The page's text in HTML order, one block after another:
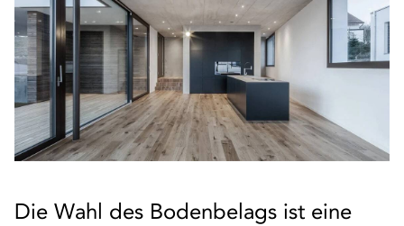
Die Wahl des Bodenbelags ist eine